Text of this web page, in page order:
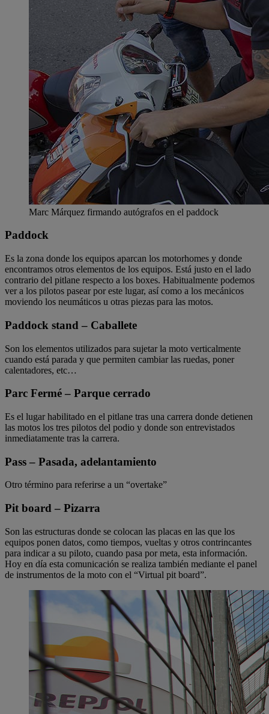
Marc Márquez firmando autógrafos en el paddock
Paddock
Es la zona donde los equipos aparcan los motorhomes y donde
encontramos otros elementos de los equipos. Está justo en el lado
contrario del pitlane respecto a los boxes. Habitualmente podemos
ver a los pilotos pasear por este lugar, así como a los mecánicos
moviendo los neumáticos u otras piezas para las motos.
Paddock stand – Caballete
Son los elementos utilizados para sujetar la moto verticalmente
cuando está parada y que permiten cambiar las ruedas, poner
calentadores, etc…
Parc Fermé – Parque cerrado
Es el lugar habilitado en el pitlane tras una carrera donde detienen
las motos los tres pilotos del podio y donde son entrevistados
inmediatamente tras la carrera.
Pass – Pasada, adelantamiento
Otro término para referirse a un “overtake”
Pit board – Pizarra
Son las estructuras donde se colocan las placas en las que los
equipos ponen datos, como tiempos, vueltas y otros contrincantes
para indicar a su piloto, cuando pasa por meta, esta información.
Hoy en día esta comunicación se realiza también mediante el panel
de instrumentos de la moto con el “Virtual pit board”.